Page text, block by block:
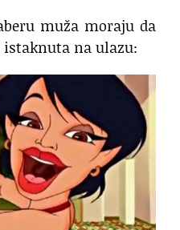
muža moraju da
istaknuta na ulazu: